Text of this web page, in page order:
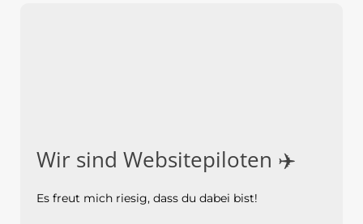
Wir sind Websitepiloten ✈️
Es freut mich riesig, dass du dabei bist!